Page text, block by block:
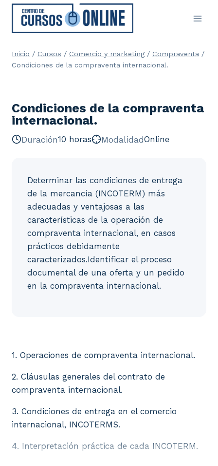
Saltar
contenido
Inicio / Cursos / Comercio y marketing / Compraventa /
Condiciones de la compraventa internacional.
Condiciones de la compraventa
internacional.
Duración10 horas ModalidadOnline
Determinar las condiciones de entrega
de la mercancía (INCOTERM) más
adecuadas y ventajosas a las
características de la operación de
compraventa internacional, en casos
prácticos debidamente
caracterizados.Identificar el proceso
documental de una oferta y un pedido
en la compraventa internacional.
1. Operaciones de compraventa internacional.
2. Cláusulas generales del contrato de
compraventa internacional.
3. Condiciones de entrega en el comercio
internacional, INCOTERMS.
4. Interpretación práctica de cada INCOTERM.